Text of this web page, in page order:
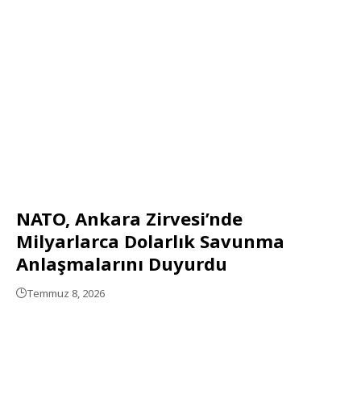
NATO, Ankara Zirvesi’nde
Milyarlarca Dolarlık Savunma
Anlaşmalarını Duyurdu
Temmuz 8, 2026